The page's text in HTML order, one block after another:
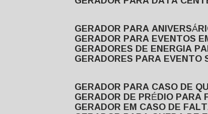
GERADOR PARA
GERADOR PARA EVENTOS
GERADORES DE ENERGIA
GERADORES PARA
GERADOR PARA CASO DE
GERADOR DE PRÉDIO
GERADOR EM CASO DE